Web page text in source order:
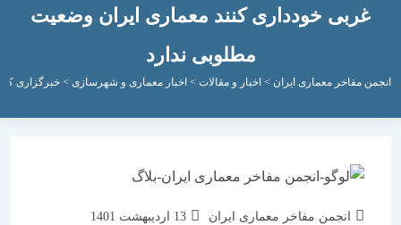
خودداری کنند معماری ایران وضعیت
مطلوبی ندارد
مفاخر معماری ایران > اخبار و مقالات>اخبار معماری و شهرسازی>خبرگزاری کار ایران
انجمن مفاخر معماری ایران
نوشته
13 اردیبهشت 1401